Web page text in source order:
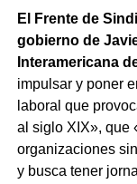
El Frente de
gobierno de
Interamericana
impulsar y poner
laboral que
al siglo XIX», que
organizaciones
y busca tener